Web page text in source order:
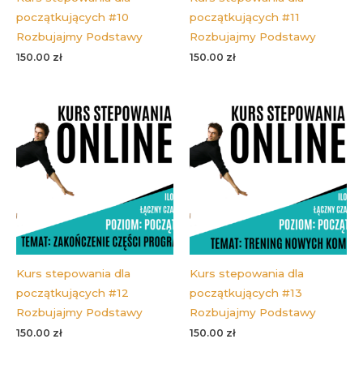
początkujących #10
Rozbujajmy Podstawy
150.00 zł
początkujących #11
Rozbujajmy Podstawy
150.00 zł
Kurs stepowania dla
początkujących #12
Rozbujajmy Podstawy
150.00 zł
Kurs stepowania dla
początkujących #13
Rozbujajmy Podstawy
150.00 zł